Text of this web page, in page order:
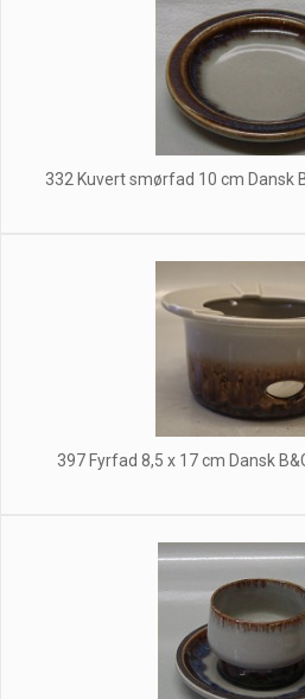
332 Kuvert smørfad 10 cm Dansk
397 Fyrfad 8,5 x 17 cm Dansk